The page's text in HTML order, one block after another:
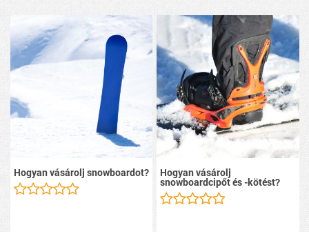
Hogyan vásárolj snowboardot? Hogyan vásárolj
snowboardcipőt és -kötést?